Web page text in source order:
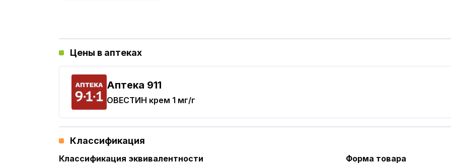
Цены в аптеках
Aптека 911
ОВЕСТИН крем 1 мг/г
Классификация
Классификация эквивалентности
Форма товара